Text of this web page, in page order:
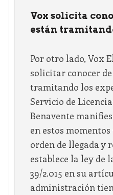
Vox solicita
están
Por otro lado, Vox
solicitar conocer
tramitando los
Servicio de
Benavente
en estos
orden de llegada y
establece la ley
39/2.015 en su
administración